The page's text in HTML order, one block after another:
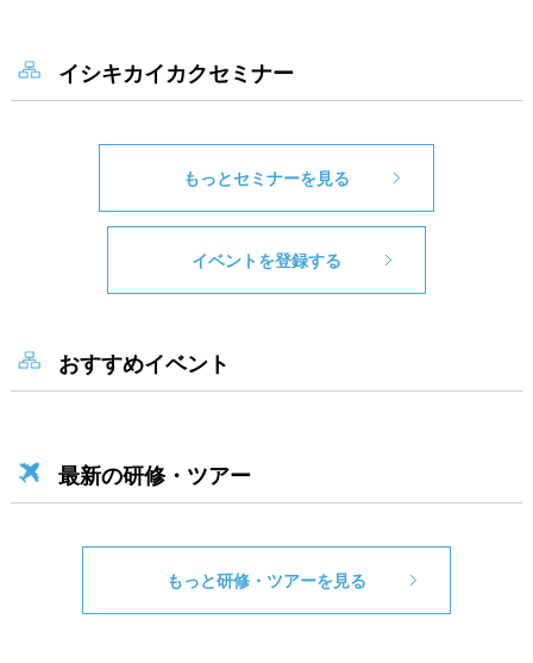
イシキカイカクセミナー
もっとセミナーを見る
イベントを登録する
おすすめイベント
最新の研修・ツアー
もっと研修・ツアーを見る